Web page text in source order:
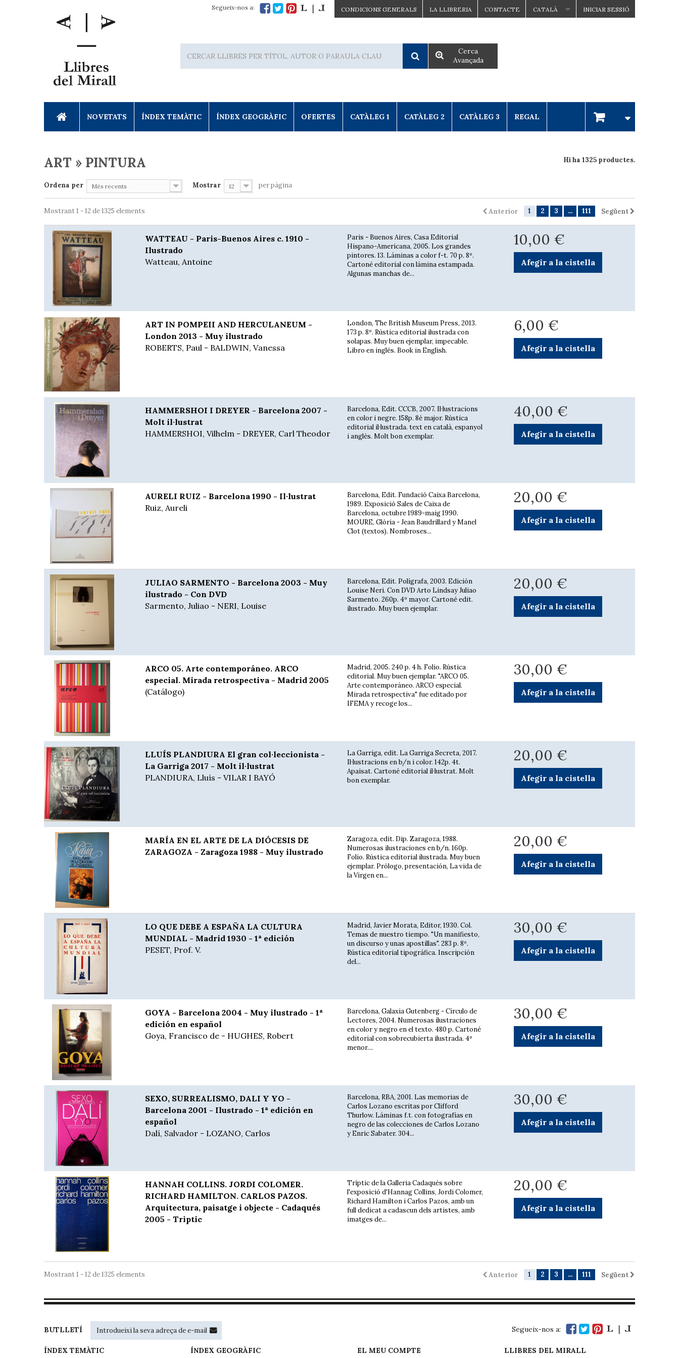
INICIAR SESSIÓ
CATALÀ
CONTACTE
LA LLIBRERIA
CONDICIONS GENERALS
Segueix-nos a:
Cerca
Avançada
NOVETATS ÍNDEX TEMÀTIC ÍNDEX GEOGRÀFIC OFERTES CATÀLEG 1 CATÀLEG 2 CATÀLEG 3 REGAL
ART » PINTURA Hi ha 1325 productes.
Ordena per Més recents Mostrar 12 per pàgina
Anterior 1 2 3 ... 111 Següent
Mostrant 1 - 12 de 1325 elements
WATTEAU - Paris-Buenos Aires c. 1910 -
Ilustrado
Watteau, Antoine
Paris - Buenos Aires, Casa Editorial
Hispano-Americana, 2005. Los grandes
pintores. 13. Láminas a color f-t. 70 p. 8º.
Cartoné editorial con lámina estampada.
Algunas manchas de...
10,00 €
Afegir a la cistella
ART IN POMPEII AND HERCULANEUM -
London 2013 - Muy ilustrado
ROBERTS, Paul - BALDWIN, Vanessa
London, The British Museum Press, 2013.
173 p. 8º. Rústica editorial ilustrada con
solapas. Muy buen ejemplar, impecable.
Libro en inglés. Book in English.
6,00 €
Afegir a la cistella
HAMMERSHOI I DREYER - Barcelona 2007 -
Molt il·lustrat
HAMMERSHOI, Vilhelm - DREYER, Carl Theodor
Barcelona, Edit. CCCB, 2007. Il·lustracions
en color i negre. 158p. 8è major. Rústica
editorial il·lustrada. text en català, espanyol
i anglès. Molt bon exemplar.
40,00 €
Afegir a la cistella
AURELI RUIZ - Barcelona 1990 - Il·lustrat
Ruiz, Aureli
Barcelona, Edit. Fundació Caixa Barcelona,
1989. Exposició Sales de Caixa de
Barcelona, octubre 1989-maig 1990.
MOURE, Glòria - Jean Baudrillard y Manel
Clot (textos). Nombroses...
20,00 €
Afegir a la cistella
JULIAO SARMENTO - Barcelona 2003 - Muy
ilustrado - Con DVD
Sarmento, Juliao - NERI, Louise
Barcelona, Edit. Polígrafa, 2003. Edición
Louise Neri. Con DVD Arto Lindsay Juliao
Sarmento. 260p. 4º mayor. Cartoné edit.
ilustrado. Muy buen ejemplar.
20,00 €
Afegir a la cistella
ARCO 05. Arte contemporáneo. ARCO
especial. Mirada retrospectiva - Madrid 2005
(Catálogo)
Madrid, 2005. 240 p. 4 h. Folio. Rústica
editorial. Muy buen ejemplar. "ARCO 05.
Arte contemporáneo. ARCO especial.
Mirada retrospectiva" fue editado por
IFEMA y recoge los...
30,00 €
Afegir a la cistella
LLUÍS PLANDIURA El gran col·leccionista -
La Garriga 2017 - Molt il·lustrat
PLANDIURA, Lluís - VILAR I BAYÓ
La Garriga, edit. La Garriga Secreta, 2017.
Il·lustracions en b/n i color. 142p. 4t.
Apaisat. Cartoné editorial il·lustrat. Molt
bon exemplar.
20,00 €
Afegir a la cistella
MARÍA EN EL ARTE DE LA DIÓCESIS DE
ZARAGOZA - Zaragoza 1988 - Muy ilustrado
Zaragoza, edit. Dip. Zaragoza, 1988.
Numerosas ilustraciones en b/n. 160p.
Folio. Rústica editorial ilustrada. Muy buen
ejemplar. Prólogo, presentación, La vida de
la Virgen en...
20,00 €
Afegir a la cistella
LO QUE DEBE A ESPAÑA LA CULTURA
MUNDIAL - Madrid 1930 - 1ª edición
PESET, Prof. V.
Madrid, Javier Morata, Editor, 1930. Col.
Temas de nuestro tiempo. "Un manifiesto,
un discurso y unas apostillas". 283 p. 8º.
Rústica editorial tipográfica. Inscripción
del...
30,00 €
Afegir a la cistella
GOYA - Barcelona 2004 - Muy ilustrado - 1ª
edición en español
Goya, Francisco de - HUGHES, Robert
Barcelona, Galaxia Gutenberg - Círculo de
Lectores, 2004. Numerosas ilustraciones
en color y negro en el texto. 480 p. Cartoné
editorial con sobrecubierta ilustrada. 4º
menor....
30,00 €
Afegir a la cistella
SEXO, SURREALISMO, DALI Y YO -
Barcelona 2001 - Ilustrado - 1ª edición en
español
Dalí, Salvador - LOZANO, Carlos
Barcelona, RBA, 2001. Las memorias de
Carlos Lozano escritas por Clifford
Thurlow. Láminas f.t. con fotografías en
negro de las colecciones de Carlos Lozano
y Enric Sabater. 304...
30,00 €
Afegir a la cistella
HANNAH COLLINS. JORDI COLOMER.
RICHARD HAMILTON. CARLOS PAZOS.
Arquitectura, paisatge i objecte - Cadaqués
2005 - Trìptic
Tríptic de la Galleria Cadaqués sobre
l'exposició d'Hannag Collins, Jordi Colomer,
Richard Hamilton i Carlos Pazos, amb un
full dedicat a cadascun dels artistes, amb
imatges de...
20,00 €
Afegir a la cistella
Anterior 1 2 3 ... 111 Següent
Mostrant 1 - 12 de 1325 elements
BUTLLETÍ Segueix-nos a:
ÍNDEX TEMÀTIC ÍNDEX GEOGRÀFIC EL MEU COMPTE LLIBRES DEL MIRALL